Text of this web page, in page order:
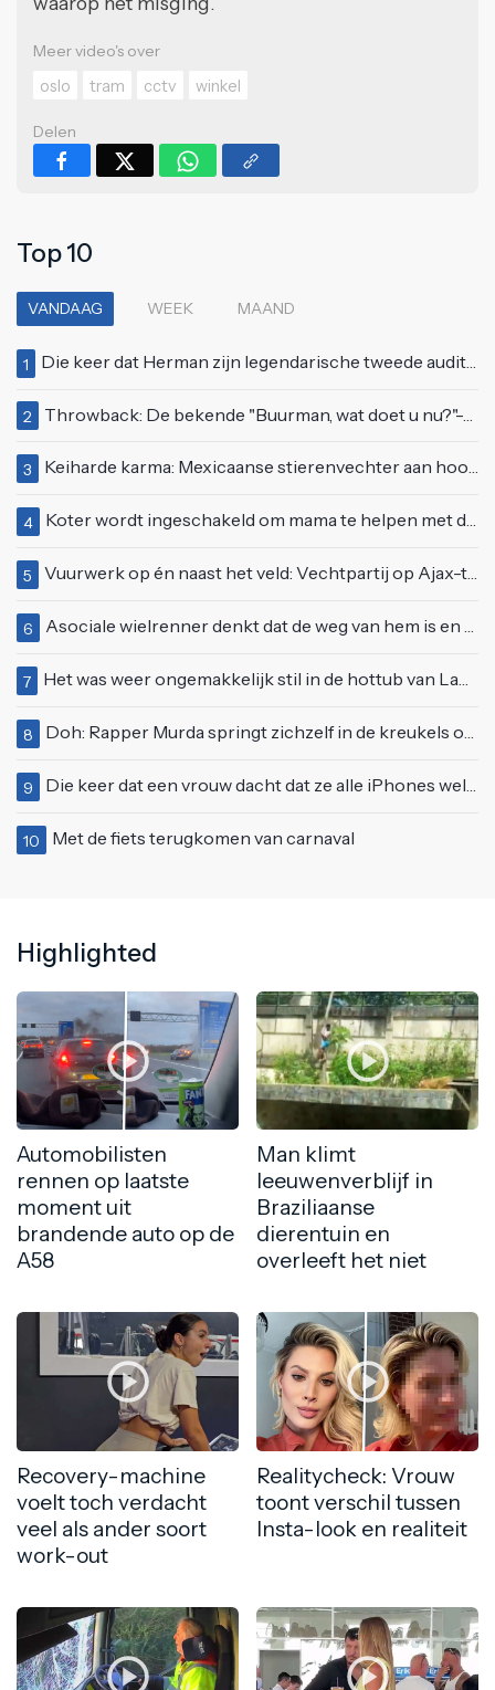
Meer video's over
oslo
tram cctv winkel
Delen
Top 10
VANDAAG WEEK MAAND
1 Die keer dat Herman zijn legendarische tweede auditie bij Idols deed
2 Throwback: De bekende "Buurman, wat doet u nu?"-scène uit Flodder met Tatjana Šimić
3 Keiharde karma: Mexicaanse stierenvechter aan hoorn gespietst voor ogen van duizenden toeschouwers
4 Koter wordt ingeschakeld om mama te helpen met de perfecte vakantiefoto te maken
5 Vuurwerk op én naast het veld: Vechtpartij op Ajax-tribune tussen supporters en stewards
6 Asociale wielrenner denkt dat de weg van hem is en blokkeert passerende automobilist
7 Het was weer ongemakkelijk stil in de hottub van Lang Leve de Liefde
8 Doh: Rapper Murda springt zichzelf in de kreukels op het Moonstar Festival
9 Die keer dat een vrouw dacht dat ze alle iPhones wel op kon kopen
10 Met de fiets terugkomen van carnaval
Highlighted
Automobilisten
rennen op laatste
moment uit
brandende auto op de
A58
Man klimt
leeuwenverblijf in
Braziliaanse
dierentuin en
overleeft het niet
Recovery-machine
voelt toch verdacht
veel als ander soort
work-out
Realitycheck: Vrouw
toont verschil tussen
Insta-look en realiteit